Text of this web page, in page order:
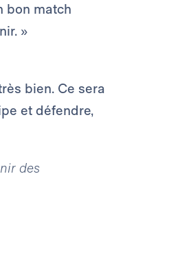
bon match
»
bien. Ce sera
et défendre,
des